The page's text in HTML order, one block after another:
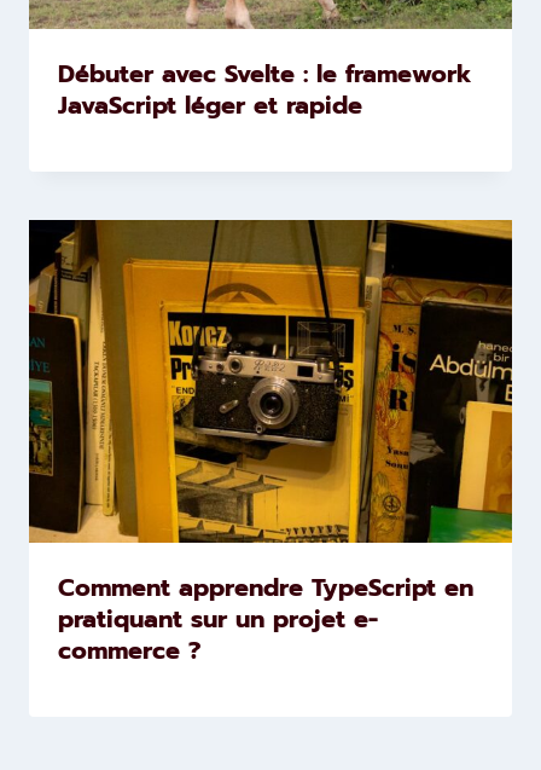
Débuter avec Svelte : le framework
JavaScript léger et rapide
Comment apprendre TypeScript en
pratiquant sur un projet e-
commerce ?